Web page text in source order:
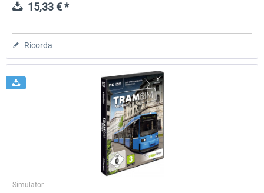
15,33 € *
Ricorda
Aerosoft
Simulator